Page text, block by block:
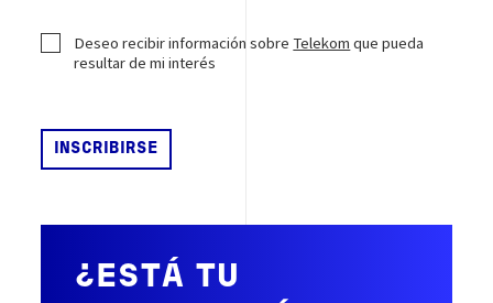
Deseo recibir información sobreTelekom que pueda
resultar de mi interés
¿ESTÁ TU